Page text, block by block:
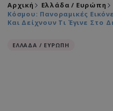
Αρχική Ελλάδα / Ευρώπη
Κόσμου: Πανοραμικές
Και Δείχνουν Τι Έγινε Στο
ΕΛΛΑΔΑ / ΕΥΡΩΠΗ